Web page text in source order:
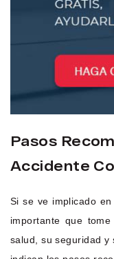
Pasos
Accidente
Si se ve implicado
importante que
salud, su seguridad y